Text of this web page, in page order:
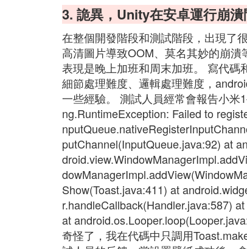
3. 詭異，Unity在安卓運行崩
在整個開發階段和測試階段，出現了
高清圖片導致OOM、莫名其妙的崩
表現是晚上加班和周末加班。 寫代
細節處理難度、邏輯處理難度，
一些經驗。 測試人員經常會報告小
ng.RuntimeException: Failed to
putChannel(InputQueue.java:92) at
Show(Toast.java:411) at
r.handleCallback(Handler.java:587)
at
奇怪了，我在代碼中只調用